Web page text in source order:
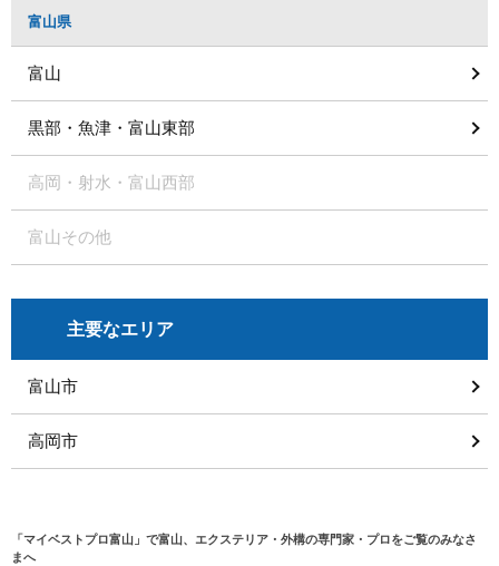
富山県
富山
黒部・魚津・富山東部
高岡・射水・富山西部
富山その他
主要なエリア
富山市
高岡市
「マイベストプロ富山」で富山、エクステリア・外構の専門家・プロをご覧のみなさ
まへ